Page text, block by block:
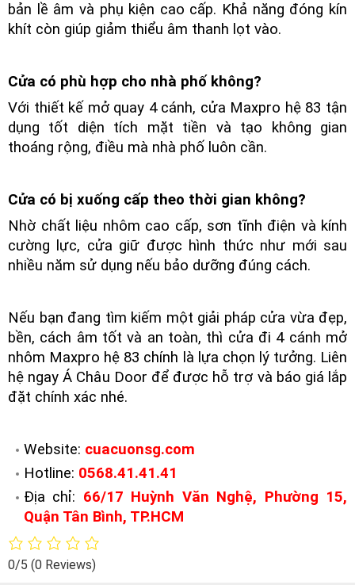
bản lề âm và phụ kiện cao cấp. Khả năng đóng kín
khít còn giúp giảm thiểu âm thanh lọt vào.
Cửa có phù hợp cho nhà phố không?
Với thiết kế mở quay 4 cánh, cửa Maxpro hệ 83 tận
dụng tốt diện tích mặt tiền và tạo không gian
thoáng rộng, điều mà nhà phố luôn cần.
Cửa có bị xuống cấp theo thời gian không?
Nhờ chất liệu nhôm cao cấp, sơn tĩnh điện và kính
cường lực, cửa giữ được hình thức như mới sau
nhiều năm sử dụng nếu bảo dưỡng đúng cách.
Nếu bạn đang tìm kiếm một giải pháp cửa vừa đẹp,
bền, cách âm tốt và an toàn, thì cửa đi 4 cánh mở
nhôm Maxpro hệ 83 chính là lựa chọn lý tưởng. Liên
hệ ngay Á Châu Door để được hỗ trợ và báo giá lắp
đặt chính xác nhé.
Website: cuacuonsg.com
Hotline: 0568.41.41.41
Địa chỉ: 66/17 Huỳnh Văn Nghệ, Phường 15,
Quận Tân Bình, TP.HCM
0/5 (0 Reviews)